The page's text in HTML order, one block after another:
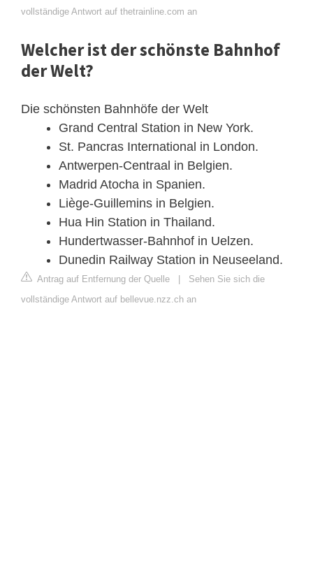
vollständige Antwort auf thetrainline.com an
Welcher ist der schönste Bahnhof
der Welt?
Die schönsten Bahnhöfe der Welt
Grand Central Station in New York.
St. Pancras International in London.
Antwerpen-Centraal in Belgien.
Madrid Atocha in Spanien.
Liège-Guillemins in Belgien.
Hua Hin Station in Thailand.
Hundertwasser-Bahnhof in Uelzen.
Dunedin Railway Station in Neuseeland.
Antrag auf Entfernung der Quelle | Sehen Sie sich die
vollständige Antwort auf bellevue.nzz.ch an